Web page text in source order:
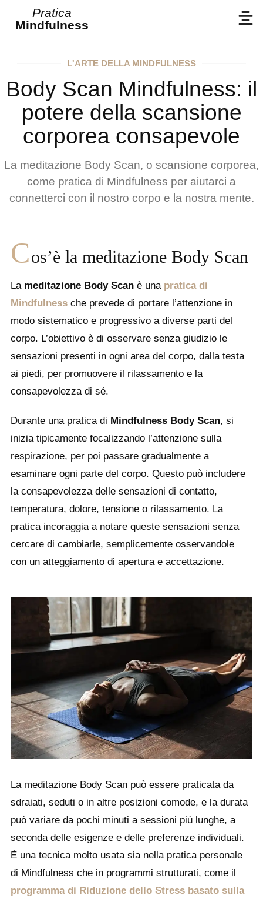
Pratica
Mindfulness
L'ARTE DELLA MINDFULNESS
Body Scan Mindfulness: il
potere della scansione
corporea consapevole
La meditazione Body Scan, o scansione corporea,
come pratica di Mindfulness per aiutarci a
connetterci con il nostro corpo e la nostra mente.
Cos’è la meditazione Body Scan
La meditazione Body Scan è una pratica di
Mindfulness che prevede di portare l’attenzione in
modo sistematico e progressivo a diverse parti del
corpo. L’obiettivo è di osservare senza giudizio le
sensazioni presenti in ogni area del corpo, dalla testa
ai piedi, per promuovere il rilassamento e la
consapevolezza di sé.
Durante una pratica di Mindfulness Body Scan, si
inizia tipicamente focalizzando l’attenzione sulla
respirazione, per poi passare gradualmente a
esaminare ogni parte del corpo. Questo può includere
la consapevolezza delle sensazioni di contatto,
temperatura, dolore, tensione o rilassamento. La
pratica incoraggia a notare queste sensazioni senza
cercare di cambiarle, semplicemente osservandole
con un atteggiamento di apertura e accettazione.
La meditazione Body Scan può essere praticata da
sdraiati, seduti o in altre posizioni comode, e la durata
può variare da pochi minuti a sessioni più lunghe, a
seconda delle esigenze e delle preferenze individuali.
È una tecnica molto usata sia nella pratica personale
di Mindfulness che in programmi strutturati, come il
programma di Riduzione dello Stress basato sulla